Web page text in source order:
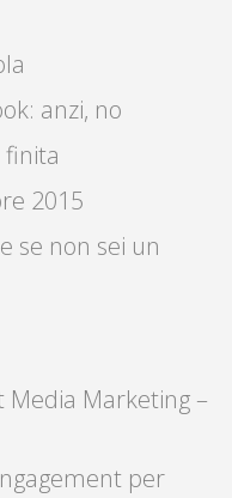
anzi, no
finita
2015
se non sei un
Media Marketing –
per